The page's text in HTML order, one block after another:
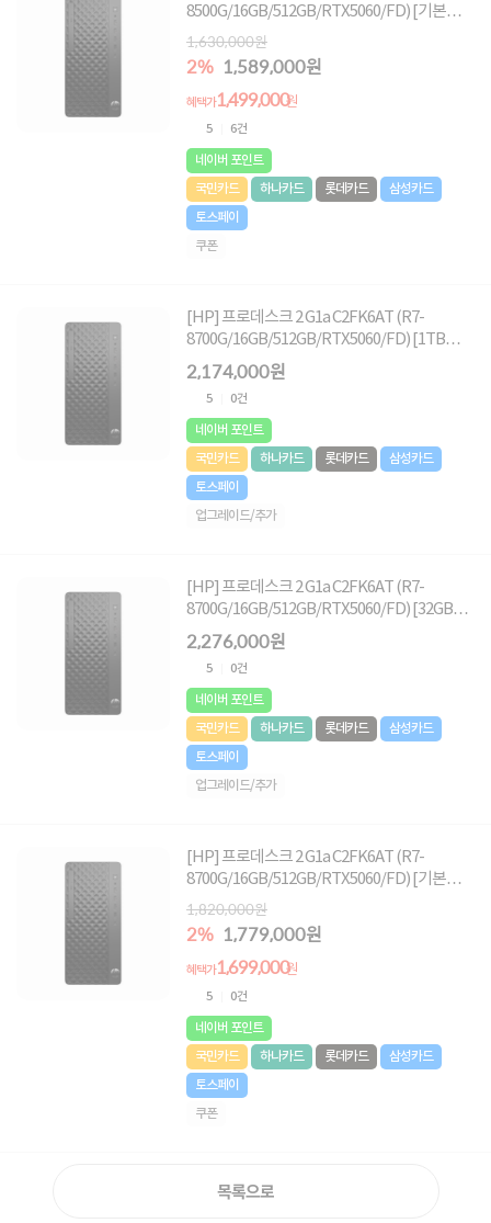
8500G/16GB/512GB/RTX5060/FD) [기본제
품]★오직 컴퓨존에서만, 여름맞이 HP 데스크
탑 한정특가!★
1,630,000원
2% 1,589,000원
혜택가1,499,000원
5 6건
네이버 포인트
국민카드
하나카드 롯데카드
삼성카드
토스페이
쿠폰
[HP] 프로데스크 2 G1a C2FK6AT (R7-
8700G/16GB/512GB/RTX5060/FD) [1TB
(NVMe SSD) 교체]
2,174,000원
5 0건
네이버 포인트
국민카드
하나카드 롯데카드
삼성카드
토스페이
업그레이드/추가
[HP] 프로데스크 2 G1a C2FK6AT (R7-
8700G/16GB/512GB/RTX5060/FD) [32GB
RAM 구성(16GB*2)]
2,276,000원
5 0건
네이버 포인트
국민카드
하나카드 롯데카드
삼성카드
토스페이
업그레이드/추가
[HP] 프로데스크 2 G1a C2FK6AT (R7-
8700G/16GB/512GB/RTX5060/FD) [기본제
품]★오직 컴퓨존에서만, 여름맞이 HP 데스크
탑 한정특가!★
1,820,000원
2% 1,779,000원
혜택가1,699,000원
5 0건
네이버 포인트
국민카드
하나카드 롯데카드
삼성카드
토스페이
쿠폰
목록으로